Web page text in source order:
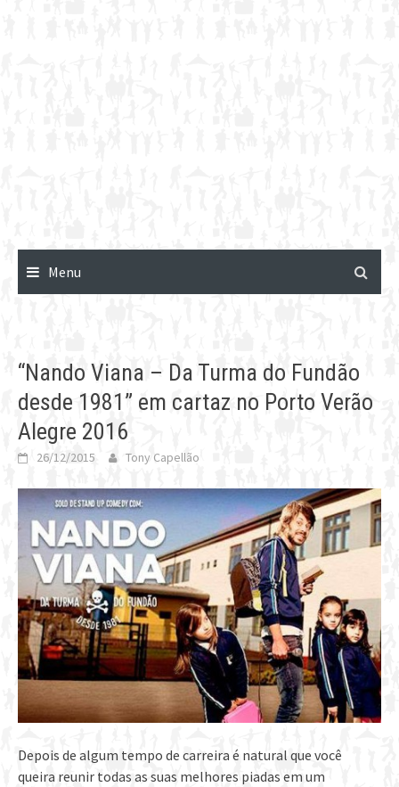
Menu
“Nando Viana – Da Turma do Fundão
desde 1981” em cartaz no Porto Verão
Alegre 2016
26/12/2015 Tony Capellão
Depois de algum tempo de carreira é natural que você
queira reunir todas as suas melhores piadas em um